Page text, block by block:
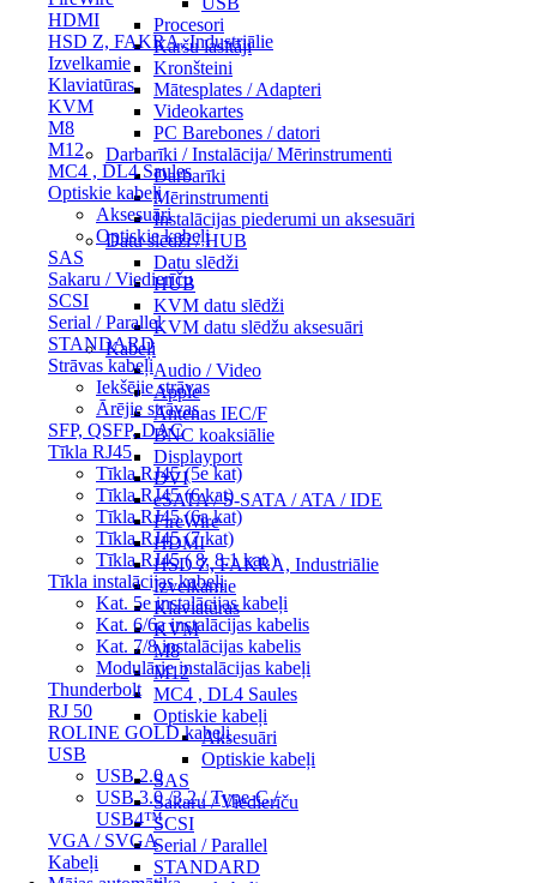
HDMI
HSD Z, FAKRA, Industriālie
Izvelkamie
Klaviatūras
KVM
M8
M12
MC4 , DL4 Saules
Optiskie kabeļi
Aksesuāri
Optiskie kabeļi
SAS
Sakaru / Viedierīču
SCSI
Serial / Parallel
STANDARD
Strāvas kabeļi
Iekšējie strāvas
Ārējie strāvas
SFP, QSFP, DAC
Tīkla RJ45
Tīkla RJ45 (5e kat)
Tīkla RJ45 (6 kat)
Tīkla RJ45 (6a kat)
Tīkla RJ45 (7 kat)
Tīkla RJ45 ( 8, 8.1 kat.)
Tīkla instalācijas kabeļi
Kat. 5e instalācijas kabeļi
Kat. 6/6a instalācijas kabelis
Kat. 7/8 instalācijas kabelis
Modulārie instalācijas kabeļi
Thunderbolt
RJ 50
ROLINE GOLD kabeļi
USB
USB 2.0
USB 3.0 /3.2 / Type-C /
USB4™
VGA / SVGA
Kabeļi
Procesori
Karšu lasītāji
Kronšteini
Mātesplates / Adapteri
Videokartes
PC Barebones / datori
Darbarīki / Instalācija/ Mērinstrumenti
Darbarīki
Mērinstrumenti
Instalācijas piederumi un aksesuāri
Datu slēdži / HUB
Datu slēdži
HUB
KVM datu slēdži
KVM datu slēdžu aksesuāri
Kabeļi
Audio / Video
Apple
Antenas IEC/F
BNC koaksiālie
Displayport
DVI
eSATA / S-SATA / ATA / IDE
FireWire
HDMI
HSD Z, FAKRA, Industriālie
Izvelkamie
Klaviatūras
KVM
M8
M12
MC4 , DL4 Saules
Optiskie kabeļi
Aksesuāri
Optiskie kabeļi
SAS
Sakaru / Viedierīču
SCSI
Serial / Parallel
STANDARD